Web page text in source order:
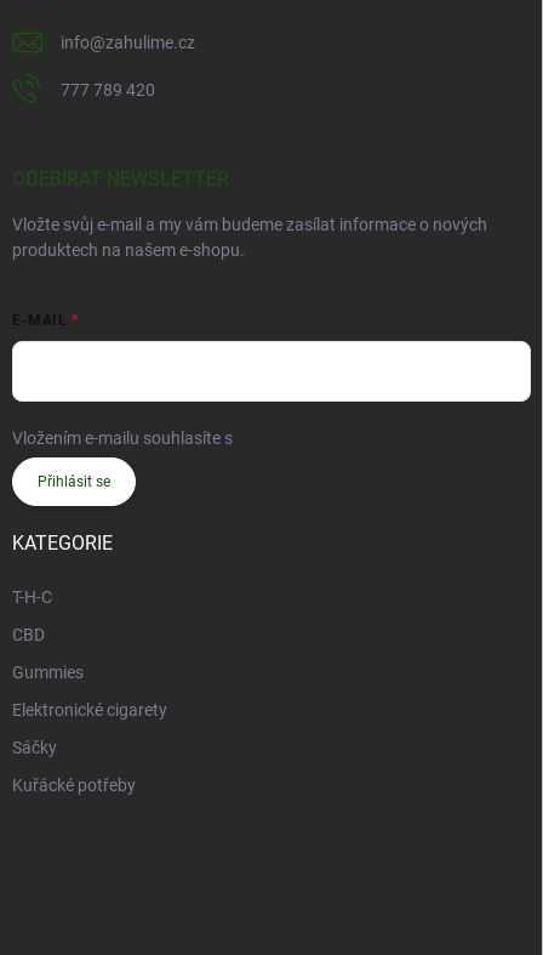
info@zahulime.cz
777 789 420
ODEBÍRAT NEWSLETTER
Vložte svůj e-mail a my vám budeme zasílat informace o nových
produktech na našem e-shopu.
E-MAIL
Vložením e-mailu souhlasíte s
Přihlásit se
KATEGORIE
T-H-C
CBD
Gummies
Elektronické cigarety
Sáčky
Kuřácké potřeby